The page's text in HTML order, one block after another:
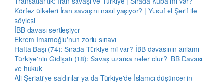
Körfez ülkeleri İran savaşını nasıl yaşıyor? | Yusuf el Şerif ile
söyleşi
İBB davası sertleşiyor
Ekrem İmamoğlu'nun zorlu sınavı
Hafta Başı (74): Sırada Türkiye mi var? İBB davasının anlamı
Türkiye'nin Gidişatı (18): Savaş uzarsa neler olur? İBB Davası
ve hukuk
Ali Şeriati'ye saldırılar ya da Türkiye'de İslamcı düşüncenin